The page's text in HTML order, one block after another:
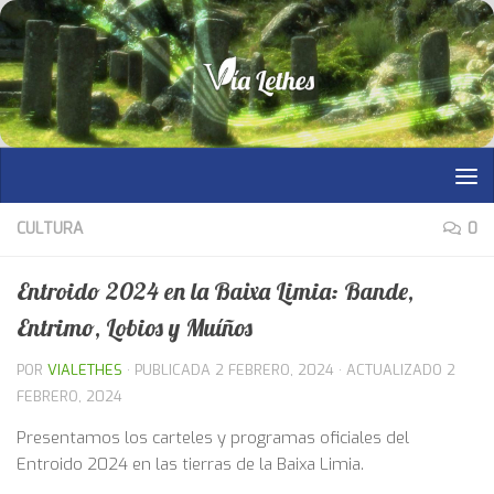
Saltar al contenido
CULTURA 0
Entroido 2024 en la Baixa Limia: Bande,
Entrimo, Lobios y Muíños
POR VIALETHES · PUBLICADA 2 FEBRERO, 2024 · ACTUALIZADO 2
FEBRERO, 2024
Presentamos los carteles y programas oficiales del
Entroido 2024 en las tierras de la Baixa Limia.